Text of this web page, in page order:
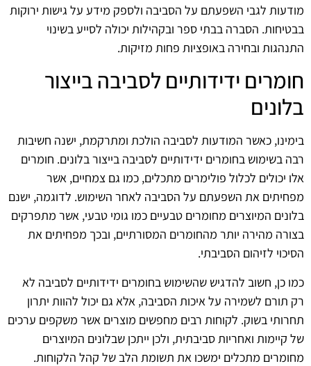
מודעות לגבי השפעתם על הסביבה ולספק מידע על גישות ירוקות
בבטיחות. הסברה בבתי ספר ובקהילות יכולה לסייע בשינוי
התנהגות ובחירה באופציות פחות מזיקות.
חומרים ידידותיים לסביבה בייצור
בלונים
בימינו, כאשר המודעות לסביבה הולכת ומתרקמת, ישנה חשיבות
רבה בשימוש בחומרים ידידותיים לסביבה בייצור בלונים. חומרים
אלו יכולים לכלול פולימרים מתכלים, כמו גם צמחיים, אשר
מפחיתים את השפעתם על הסביבה לאחר השימוש. לדוגמה, ישנם
בלונים המיוצרים מחומרים טבעיים כמו גומי טבעי, אשר מתפרקים
בצורה מהירה יותר מהחומרים המסורתיים, ובכך מפחיתים את
הסיכוי לזיהום הסביבתי.
כמו כן, חשוב להדגיש שהשימוש בחומרים ידידותיים לסביבה לא
רק תורם לשמירה על איכות הסביבה, אלא גם יכול להוות יתרון
תחרותי בשוק. לקוחות רבים מחפשים מוצרים אשר משקפים ערכים
של קיימות ואחריות סביבתית, ולכן ייתכן שבלונים המיוצרים
מחומרים מתכלים ימשכו את תשומת הלב של קהל הלקוחות.